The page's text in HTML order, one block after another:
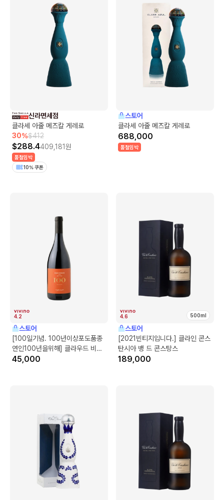
신라면세점
클라세 아줄 메즈칼 게레로
30%$412
$288.4409,181원
품절임박
10% 쿠폰
스토어
클라세 아줄 메즈칼 게레로
688,000
품절임박
4.2
스토어
[100일기념. 100년이상포도품종
연인100년을위해] 클라우드 비알
라데 100 까리냥
45,000
500ml
4.6
스토어
[2021빈티지입니다.] 클라인 콘스
탄시아 뱅 드 콘스탕스
189,000